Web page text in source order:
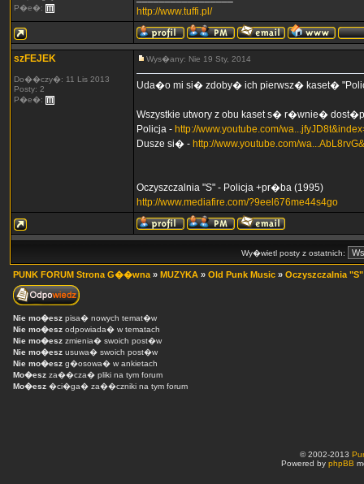
P�e�:
http://www.tuffi.pl/
szFEJEK
Do��czy�: 11 Lis 2013
Posty: 2
P�e�:
Wys�any: Nie 19 Sty, 2014
Uda�o mi si� zdoby� ich pierwsz� kaset�
Wszystkie utwory z obu kaset s� r�wnie�
Policja - http://www.youtube.com/
Dusze si� - http://www.youtube.com/
Oczyszczalnia "S" - Policja +pr�ba (1995)
http://www.mediafire.com/?9eel676me44s4go
Wy�wietl posty z ostatnich:
PUNK FORUM Strona G��wna » MUZYKA » Old Punk Music » Oczyszczalnia "S"
Nie mo�esz pisa� nowych temat�w
Nie mo�esz odpowiada� w tematach
Nie mo�esz zmienia� swoich post�w
Nie mo�esz usuwa� swoich post�w
Nie mo�esz g�osowa� w ankietach
Mo�esz za��cza� pliki na tym forum
Mo�esz �ci�ga� za��czniki na tym forum
© 2002-2013
Powered by phpBB